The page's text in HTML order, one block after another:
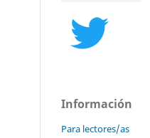
Información
Para lectores/as